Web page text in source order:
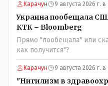
Карачун 9 августа 2026 г. в
Украина пообещала
КТК – Bloomberg
Прямо "пообещала" или
как получится"?
Карачун 9 августа 2026 г. в
"Нигилизм в